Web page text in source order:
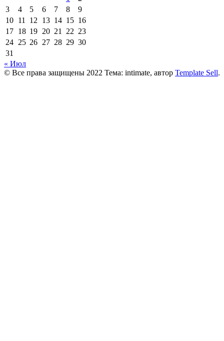
3
4 5 6 7 8
9
10 11 12 13 14 15 16
17 18 19 20 21 22 23
24 25 26 27 28 29 30
31
« Июл
© Все права защищены 2022 Тема: intimate, автор Template Sell.